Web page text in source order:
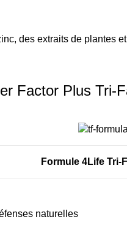
des extraits de plantes
Factor Plus Tri-
Formule 4Life
naturelles